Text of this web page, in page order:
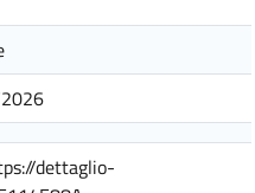
dettaglio-